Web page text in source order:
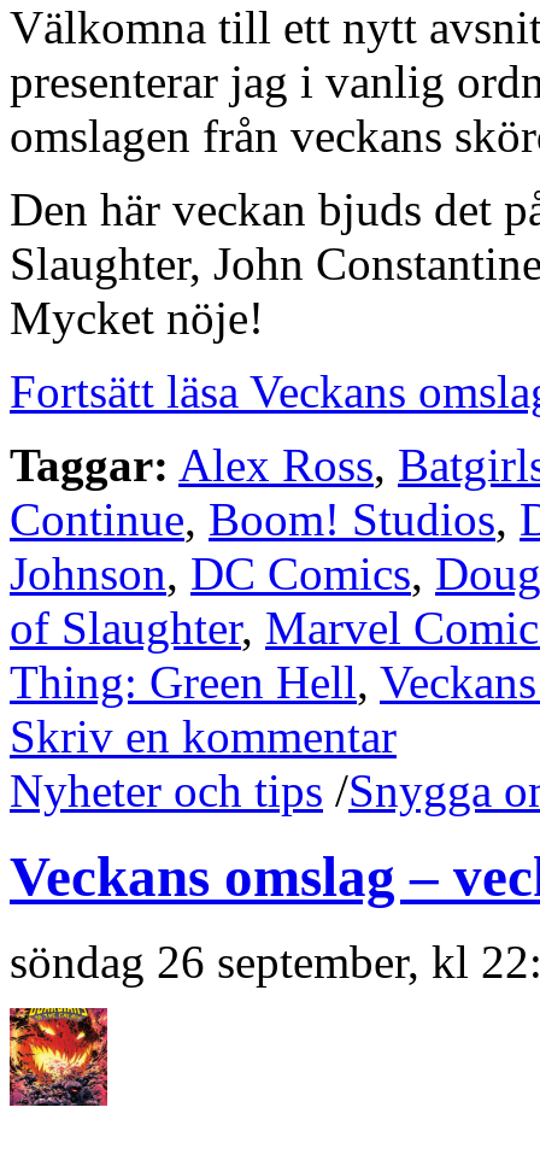
Välkomna till ett nytt
presenterar jag i vanlig
omslagen från veckans
Den här veckan bjuds det
Slaughter, John
Mycket nöje!
Fortsätt läsa Veckans
Taggar: Alex Ross,
Continue, Boom! Studios,
Johnson, DC Comics,
of Slaughter, Marvel
Thing: Green Hell,
Skriv en kommentar
Nyheter och tips /Snygga
Veckans omslag –
söndag 26 september, kl